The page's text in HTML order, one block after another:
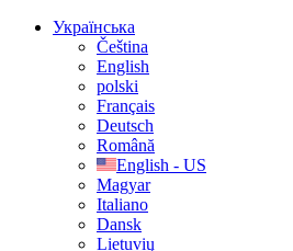
Українська
Čeština
English
polski
Français
Deutsch
Română
English - US
Magyar
Italiano
Dansk
Lietuvių